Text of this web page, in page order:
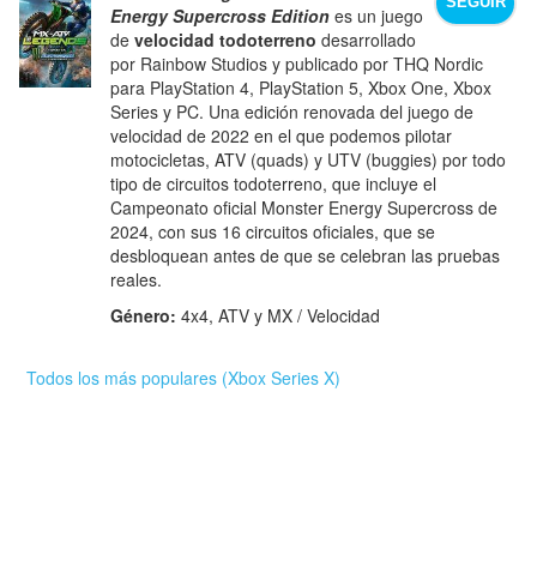
Energy Supercross Edition es un juego
develocidad todoterreno desarrollado
por Rainbow Studios y publicado por THQ Nordic
para PlayStation 4, PlayStation 5, Xbox One, Xbox
Series y PC. Una edición renovada del juego de
velocidad de 2022 en el que podemos pilotar
motocicletas, ATV (quads) y UTV (buggies) por todo
tipo de circuitos todoterreno, que incluye el
Campeonato oficial Monster Energy Supercross de
2024, con sus 16 circuitos oficiales, que se
desbloquean antes de que se celebran las pruebas
reales.
Género: 4x4, ATV y MX / Velocidad
Todos los más populares (Xbox Series X)